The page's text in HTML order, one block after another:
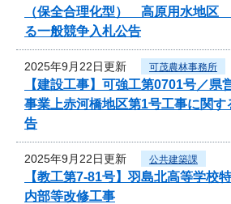
（保全合理化型） 高原用水地区
る一般競争入札公告
2025年9月22日更新 可茂農林事務所
【建設工事】可強工第0701号／県
事業上赤河橋地区第1号工事に関す
告
2025年9月22日更新 公共建築課
【教工第7-81号】羽島北高等学校
内部等改修工事